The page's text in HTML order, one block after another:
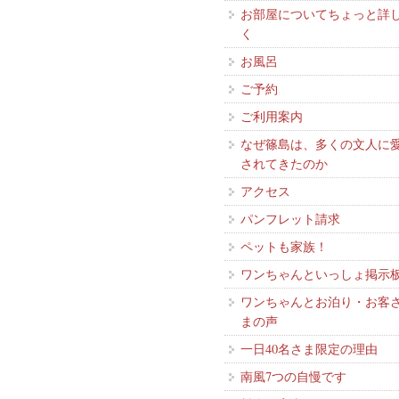
お部屋についてちょっと詳
く
お風呂
ご予約
ご利用案内
なぜ篠島は、多くの文人に
されてきたのか
アクセス
パンフレット請求
ペットも家族！
ワンちゃんといっしょ掲示
ワンちゃんとお泊り・お客さ
まの声
一日40名さま限定の理由
南風7つの自慢です